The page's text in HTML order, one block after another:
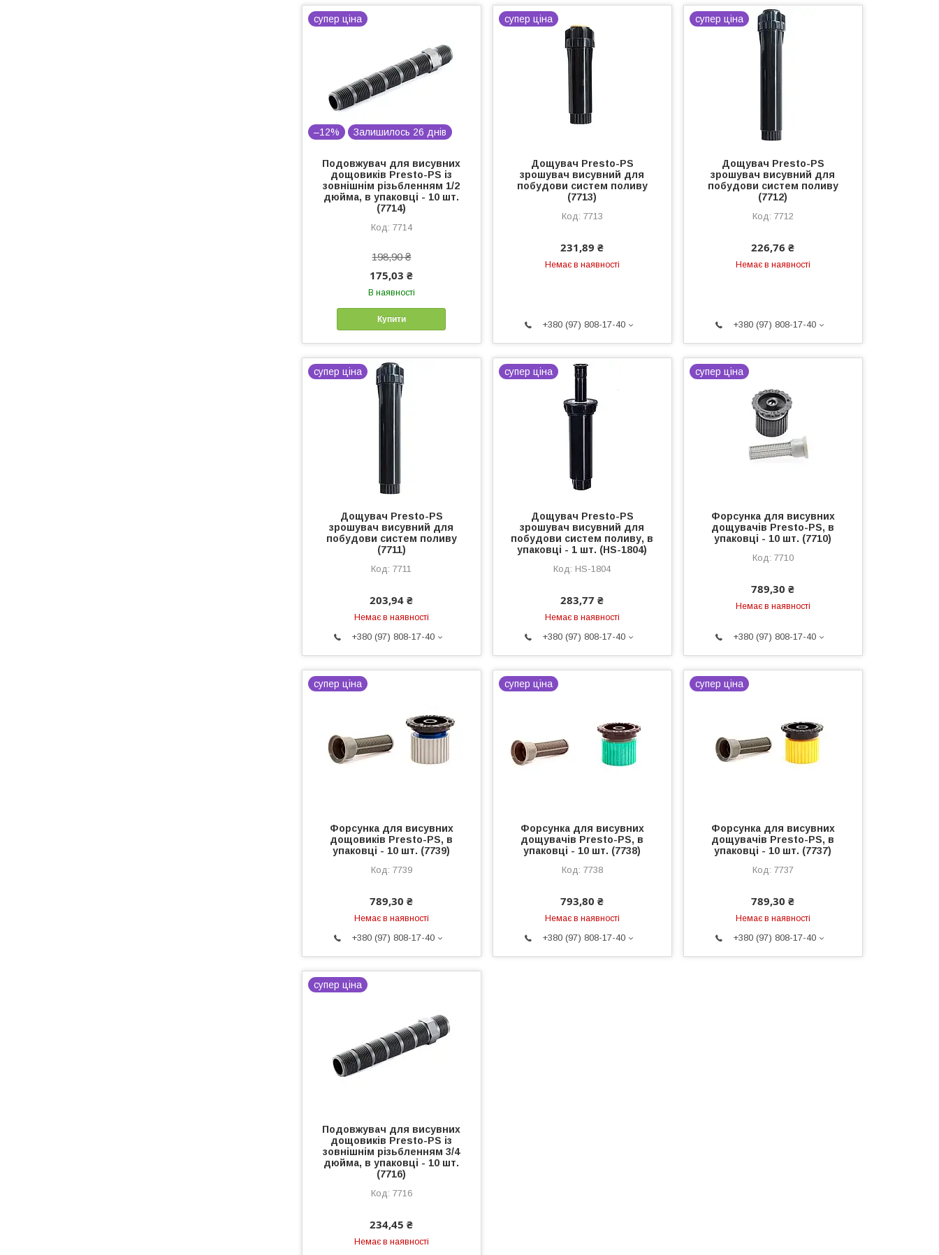
супер ціна
–12% Залишилось 26 днів
Подовжувач для висувних
дощовиків Presto-PS із
зовнішнім різьбленням 1/2
дюйма, в упаковці - 10 шт.
(7714)
7714
198,90 ₴
175,03 ₴
В наявності
Купити
супер ціна
Дощувач Presto-PS
зрошувач висувний для
побудови систем поливу
(7713)
7713
231,89 ₴
Немає в наявності
+380 (97) 808-17-40
супер ціна
Дощувач Presto-PS
зрошувач висувний для
побудови систем поливу
(7712)
7712
226,76 ₴
Немає в наявності
+380 (97) 808-17-40
супер ціна
Дощувач Presto-PS
зрошувач висувний для
побудови систем поливу
(7711)
7711
203,94 ₴
Немає в наявності
+380 (97) 808-17-40
супер ціна
Дощувач Presto-PS
зрошувач висувний для
побудови систем поливу, в
упаковці - 1 шт. (HS-1804)
HS-1804
283,77 ₴
Немає в наявності
+380 (97) 808-17-40
супер ціна
Форсунка для висувних
дощувачів Presto-PS, в
упаковці - 10 шт. (7710)
7710
789,30 ₴
Немає в наявності
+380 (97) 808-17-40
супер ціна
Форсунка для висувних
дощовиків Presto-PS, в
упаковці - 10 шт. (7739)
7739
789,30 ₴
Немає в наявності
+380 (97) 808-17-40
супер ціна
Форсунка для висувних
дощувачів Presto-PS, в
упаковці - 10 шт. (7738)
7738
793,80 ₴
Немає в наявності
+380 (97) 808-17-40
супер ціна
Форсунка для висувних
дощувачів Presto-PS, в
упаковці - 10 шт. (7737)
7737
789,30 ₴
Немає в наявності
+380 (97) 808-17-40
супер ціна
Подовжувач для висувних
дощовиків Presto-PS із
зовнішнім різьбленням 3/4
дюйма, в упаковці - 10 шт.
(7716)
7716
234,45 ₴
Немає в наявності